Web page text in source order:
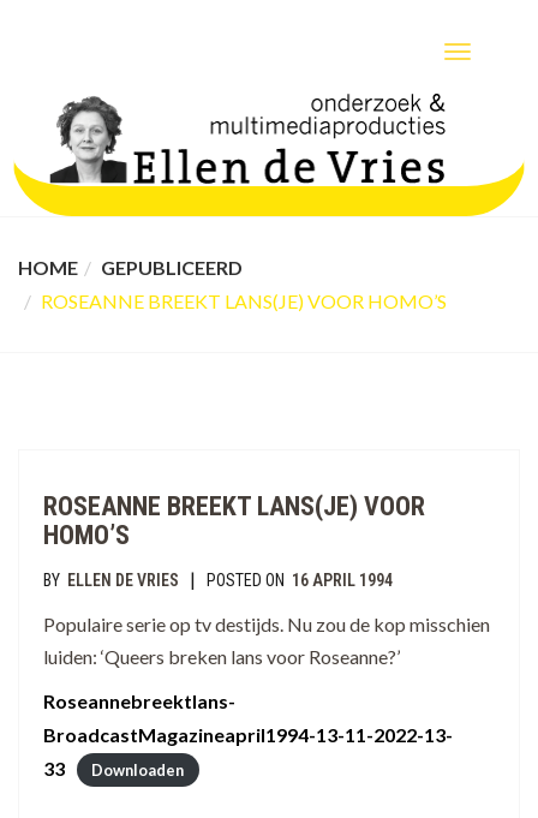
TOGGLE
HOME
GEPUBLICEERD
ROSEANNE BREEKT LANS(JE) VOOR HOMO’S
ROSEANNE BREEKT LANS(JE) VOOR
HOMO’S
BY ELLEN DE VRIES | POSTED ON 16 APRIL 1994
Populaire serie op tv destijds. Nu zou de kop misschien
luiden: ‘Queers breken lans voor Roseanne?’
Roseannebreektlans-
BroadcastMagazineapril1994-13-11-2022-13-
33
Downloaden